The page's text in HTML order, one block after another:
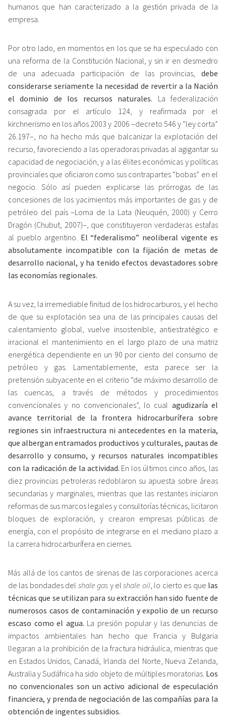
humanos que han caracterizado a la gestión privada de la
empresa.
Por otro lado, en momentos en los que se ha especulado con
una reforma de la Constitución Nacional, y sin ir en desmedro
de una adecuada participación de las provincias, debe
considerarse seriamente la necesidad de revertir a la Nación
el dominio de los recursos naturales. La federalización
consagrada por el artículo 124, y reafirmada por el
kirchnerismo en los años 2003 y 2006 –decreto 546 y “ley corta”
26.197–, no ha hecho más que balcanizar la explotación del
recurso, favoreciendo a las operadoras privadas al agigantar su
capacidad de negociación, y a las élites económicas y políticas
provinciales que oficiaron como sus contrapartes “bobas” en el
negocio. Sólo así pueden explicarse las prórrogas de las
concesiones de los yacimientos más importantes de gas y de
petróleo del país –Loma de la Lata (Neuquén, 2000) y Cerro
Dragón (Chubut, 2007)–, que constituyeron verdaderas estafas
al pueblo argentino. El “federalismo” neoliberal vigente es
absolutamente incompatible con la fijación de metas de
desarrollo nacional, y ha tenido efectos devastadores sobre
las economías regionales.
A su vez, la irremediable finitud de los hidrocarburos, y el hecho
de que su explotación sea una de las principales causas del
calentamiento global, vuelve insostenible, antiestratégico e
irracional el mantenimiento en el largo plazo de una matriz
energética dependiente en un 90 por ciento del consumo de
petróleo y gas. Lamentablemente, esta parece ser la
pretensión subyacente en el criterio “de máximo desarrollo de
las cuencas, a través de métodos y procedimientos
convencionales y no convencionales”, lo cual agudizaría el
avance territorial de la frontera hidrocarburífera sobre
regiones sin infraestructura ni antecedentes en la materia,
que albergan entramados productivos y culturales, pautas de
desarrollo y consumo, y recursos naturales incompatibles
con la radicación de la actividad. En los últimos cinco años, las
diez provincias petroleras redoblaron su apuesta sobre áreas
secundarias y marginales, mientras que las restantes iniciaron
reformas de sus marcos legales y consultorías técnicas, licitaron
bloques de exploración, y crearon empresas públicas de
energía, con el propósito de integrarse en el mediano plazo a
la carrera hidrocarburífera en ciernes.
Más allá de los cantos de sirenas de las corporaciones acerca
de las bondades del shale gas y elshale oil, lo cierto es que las
técnicas que se utilizan para su extracción han sido fuente de
numerosos casos de contaminación y expolio de un recurso
escaso como el agua. La presión popular y las denuncias de
impactos ambientales han hecho que Francia y Bulgaria
llegaran a la prohibición de la fractura hidráulica, mientras que
en Estados Unidos, Canadá, Irlanda del Norte, Nueva Zelanda,
Australia y Sudáfrica ha sido objeto de múltiples moratorias. Los
no convencionales son un activo adicional de especulación
financiera, y prenda de negociación de las compañías para la
obtención de ingentes subsidios.